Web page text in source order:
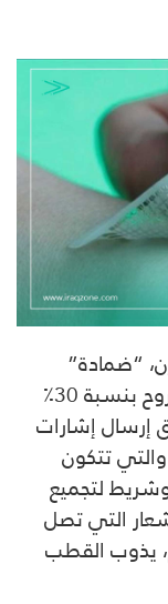
“ضمادة”
إلكترونية جديدة تساعد على تلتئم الجروح بنسبة 30٪
إرسال إشارات
تتكون
لتجميع
التي تصل
يذوب القطب